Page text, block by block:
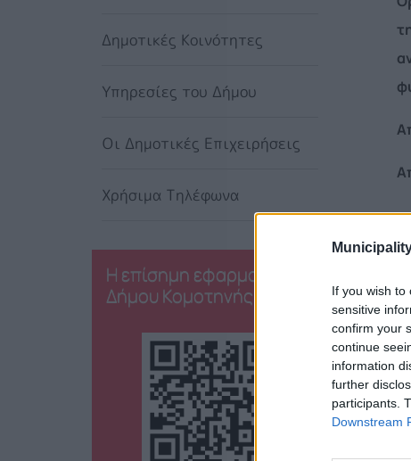
If you wish to
sensitive
confirm your
continue
information
further
participants.
Downstream
Δημοτικές Κοινότητες
Υπηρεσίες του Δήμου
Οι Δημοτικές Επιχειρήσεις
Χρήσιμα Τηλέφωνα
Η επίσημη εφαρμογή του
Δήμου Κομοτηνής